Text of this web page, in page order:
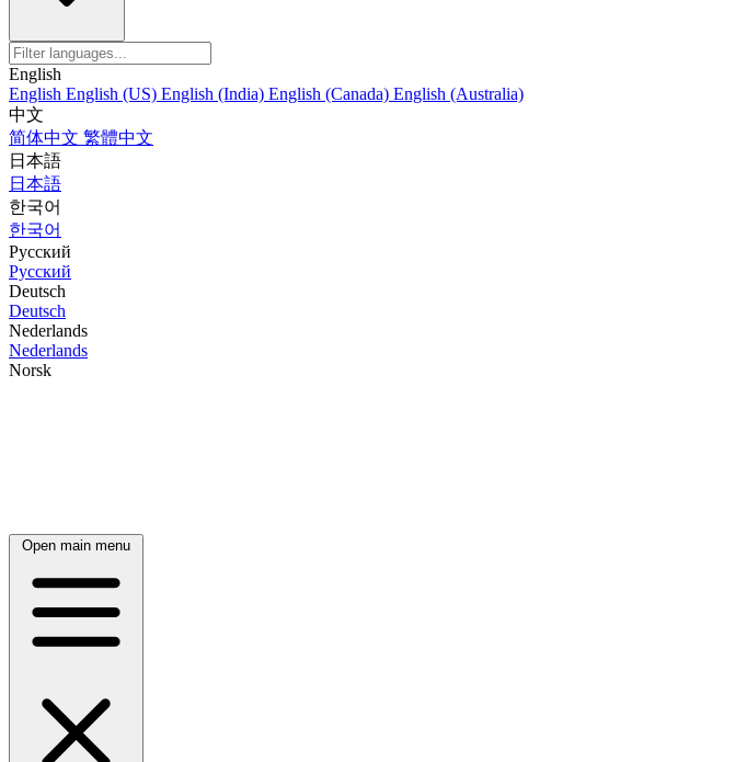
English
English English (US) English (India) English (Canada) English (Australia)
中文
简体中文 繁體中文
日本語
日本語
한국어
한국어
Русский
Русский
Deutsch
Deutsch
Nederlands
Nederlands
Norsk
Open main menu